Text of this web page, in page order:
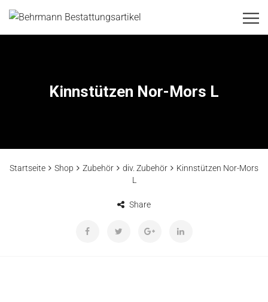
Kinnstützen Nor-Mors L
Startseite Shop Zubehör div. Zubehör
Kinnstützen Nor-Mors
L
Share